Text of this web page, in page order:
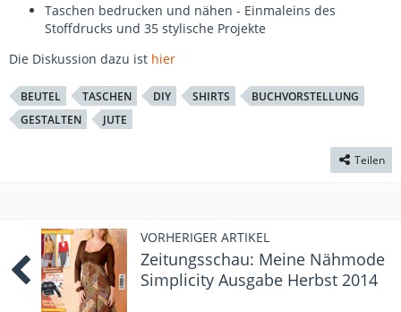
Taschen bedrucken und nähen - Einmaleins des
Stoffdrucks und 35 stylische Projekte
Die Diskussion dazu ist hier
BEUTEL TASCHEN DIY SHIRTS
BUCHVORSTELLUNG
GESTALTEN
JUTE
Teilen
VORHERIGER ARTIKEL
Zeitungsschau: Meine Nähmode
Simplicity Ausgabe Herbst 2014